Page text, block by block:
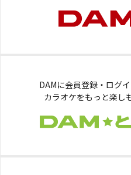
DAMに会員登録・ログ
カラオケをもっと楽し